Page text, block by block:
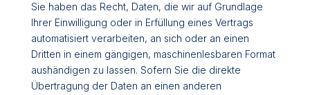
Sie haben das Recht, Daten, die wir auf Grundlage
Ihrer Einwilligung oder in Erfüllung eines Vertrags
automatisiert verarbeiten, an sich oder an einen
Dritten in einem gängigen, maschinenlesbaren Format
aushändigen zu lassen. Sofern Sie die direkte
Übertragung der Daten an einen anderen